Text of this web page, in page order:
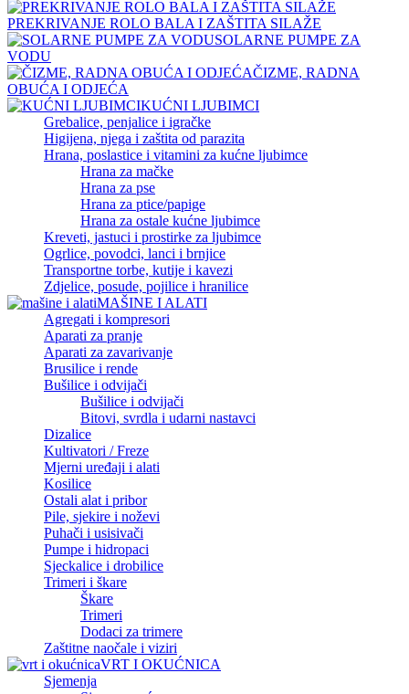
PREKRIVANJE ROLO BALA I ZAŠTITA SILAŽE
SOLARNE PUMPE ZA
VODU
ČIZME, RADNA
OBUĆA I ODJEĆA
KUĆNI LJUBIMCI
Grebalice, penjalice i igračke
Higijena, njega i zaštita od parazita
Hrana, poslastice i vitamini za kućne ljubimce
Hrana za mačke
Hrana za pse
Hrana za ptice/papige
Hrana za ostale kućne ljubimce
Kreveti, jastuci i prostirke za ljubimce
Ogrlice, povodci, lanci i brnjice
Transportne torbe, kutije i kavezi
Zdjelice, posude, pojilice i hranilice
MAŠINE I ALATI
Agregati i kompresori
Aparati za pranje
Aparati za zavarivanje
Brusilice i rende
Bušilice i odvijači
Bušilice i odvijači
Bitovi, svrdla i udarni nastavci
Dizalice
Kultivatori / Freze
Mjerni uređaji i alati
Kosilice
Ostali alat i pribor
Pile, sjekire i noževi
Puhači i usisivači
Pumpe i hidropaci
Sjeckalice i drobilice
Trimeri i škare
Škare
Trimeri
Dodaci za trimere
Zaštitne naočale i viziri
VRT I OKUĆNICA
Sjemenja